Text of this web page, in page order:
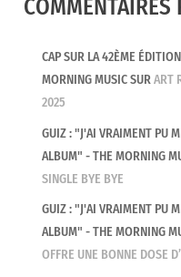
COMMENTAIRES
CAP SUR LA 42ÈME
MORNING MUSICSURART
2025
GUIZ : "J'AI VRAIMENT PU
ALBUM" - THE MORNING
SINGLE BYE BYE
GUIZ : "J'AI VRAIMENT PU
ALBUM" - THE MORNING
OFFRE UNE BONNE DOSE